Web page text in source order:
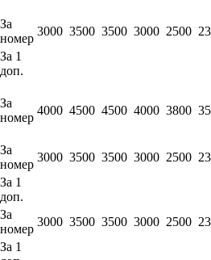
За
номер
3000 3500 3500 3000 2500
За 1
доп.
За
номер
4000 4500 4500 4000 3800
За
номер
3000 3500 3500 3000 2500
За 1
доп.
За
номер
3000 3500 3500 3000 2500
За 1